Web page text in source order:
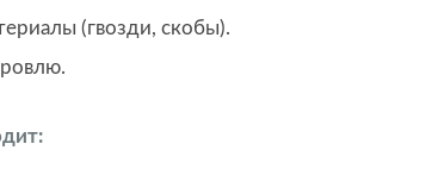
(гвозди, скобы).